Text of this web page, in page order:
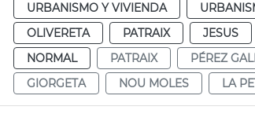
URBANISMO Y VIVIENDA
OLIVERETA
PATRAIX JESUS
NORMAL
PATRAIX PÉREZ
GIORGETA
NOU MOLES LA